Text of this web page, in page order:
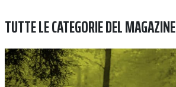
TUTTE LE CATEGORIE DEL MAGAZINE